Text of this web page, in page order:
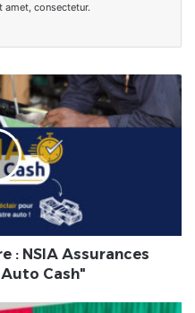
consectetur.
: NSIA Assurances
Cash"